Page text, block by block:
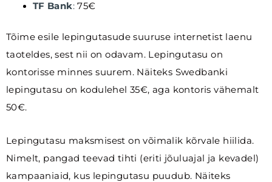
TF Bank:75€
Tõime esile lepingutasude suuruse internetist laenu
taoteldes, sest nii on odavam. Lepingutasu on
kontorisse minnes suurem. Näiteks Swedbanki
lepingutasu on kodulehel 35€, aga kontoris vähemalt
50€.
Lepingutasu maksmisest on võimalik kõrvale hiilida.
Nimelt, pangad teevad tihti (eriti jõuluajal ja kevadel)
kampaaniaid, kus lepingutasu puudub. Näiteks